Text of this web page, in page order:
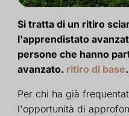
Si tratta di un ritiro
l'apprendistato
persone che hanno
avanzato. ritiro di base.
Per chi ha già
l'opportunità di